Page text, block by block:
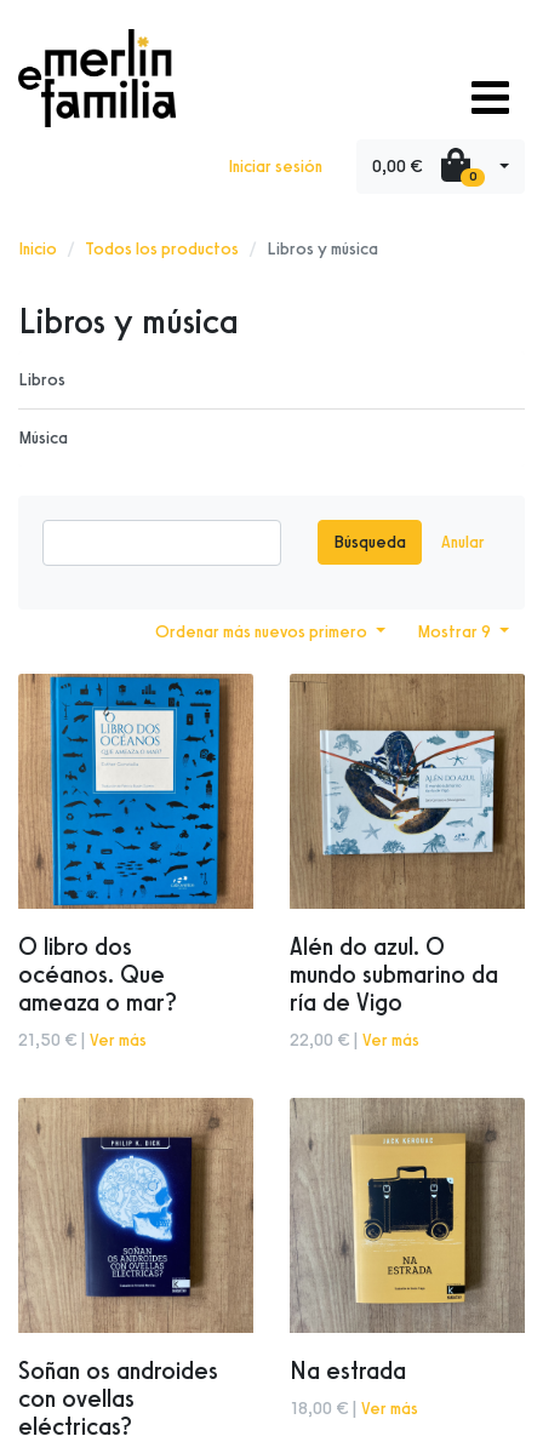
Iniciar sesión 0,00 € 0
Inicio Todos los productos Libros y música
Libros y música
Libros
Música
Búsqueda Anular
Mostrar 9
Ordenar más nuevos primero
O libro dos
océanos. Que
ameaza o mar?
21,50 € | Ver más
Alén do azul. O
mundo submarino da
ría de Vigo
22,00 € | Ver más
Soñan os androides
con ovellas
eléctricas?
Na estrada
18,00 € | Ver más